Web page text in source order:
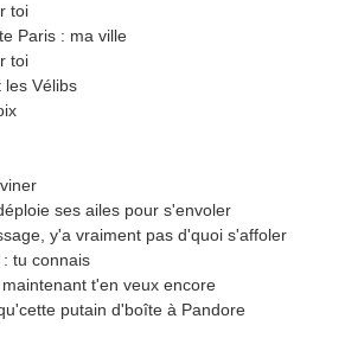
toi
Paris : ma ville
toi
les Vélibs
ses ailes pour s'envoler
y'a vraiment pas d'quoi s'affoler
tu connais
t'en veux encore
putain d'boîte à Pandore